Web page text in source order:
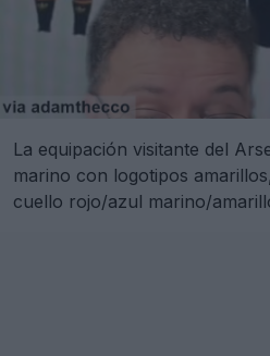
La equipación visitante del
marino con logotipos
cuello rojo/azul marino/